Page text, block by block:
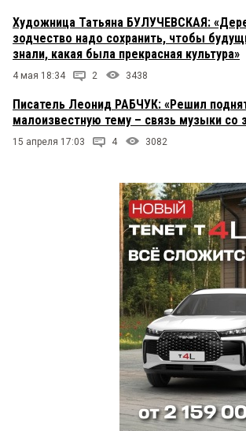
Художница Татьяна БУЛУЧЕВСКАЯ:
зодчество надо сохранить, чтобы
знали, какая была прекрасная культура»
4 мая 18:34 2 3438
Писатель Леонид РАБЧУК: «Решил
малоизвестную тему – связь музыки со
15 апреля 17:03 4 3082